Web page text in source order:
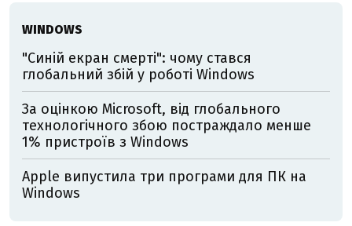
WINDOWS
"Синій екран смерті": чому стався
глобальний збій у роботі Windows
За оцінкою Microsoft, від глобального
технологічного збою постраждало менше
1% пристроїв з Windows
Apple випустила три програми для ПК на
Windows